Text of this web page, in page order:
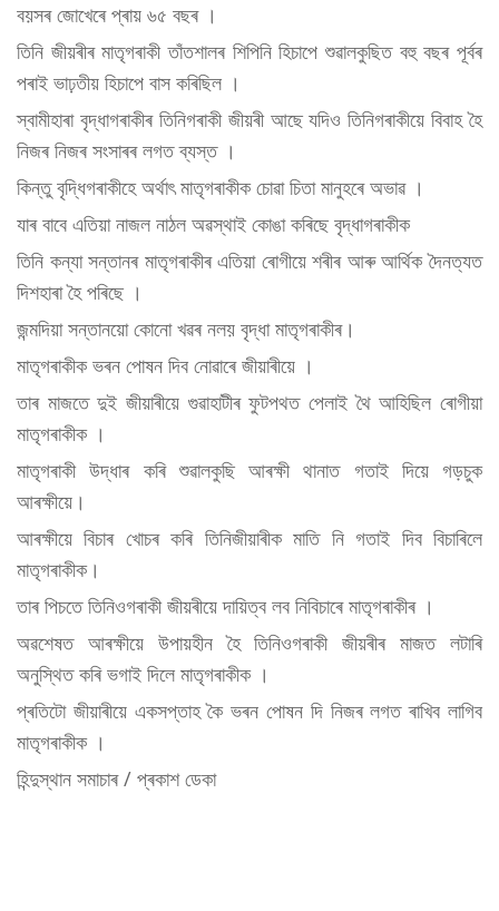
বয়সৰ জোখেৰে প্ৰায় ৬৫ বছৰ ।
তিনি জীয়ৰীৰ মাতৃগৰাকী তাঁতশালৰ শিপিনি হিচাপে শুৱালকুছিত বহু বছৰ পূৰ্বৰ
পৰাই ভাঢ়তীয় হিচাপে বাস কৰিছিল ।
স্বামীহাৰা বৃদ্ধাগৰাকীৰ তিনিগৰাকী জীয়ৰী আছে যদিও তিনিগৰাকীয়ে বিবাহ হৈ
নিজৰ নিজৰ সংসাৰৰ লগত ব্যস্ত ।
কিন্তু বৃদ্ধিগৰাকীহে অৰ্থাৎ মাতৃগৰাকীক চোৱা চিতা মানুহৰে অভাৱ ।
যাৰ বাবে এতিয়া নাজল নাঠল অৱস্থাই কোঙা কৰিছে বৃদ্ধাগৰাকীক
তিনি কন্যা সন্তানৰ মাতৃগৰাকীৰ এতিয়া ৰোগীয়ে শৰীৰ আৰু আৰ্থিক দৈনত্যত
দিশহাৰা হৈ পৰিছে ।
জন্মদিয়া সন্তানয়ো কোনো খৱৰ নলয় বৃদ্ধা মাতৃগৰাকীৰ।
মাতৃগৰাকীক ভৰন পোষন দিব নোৱাৰে জীয়াৰীয়ে ।
তাৰ মাজতে দুই জীয়াৰীয়ে গুৱাহাটীৰ ফুটপথত পেলাই থৈ আহিছিল ৰোগীয়া
মাতৃগৰাকীক ।
মাতৃগৰাকী উদ্ধাৰ কৰি শুৱালকুছি আৰক্ষী থানাত গতাই দিয়ে গড়চুক
আৰক্ষীয়ে।
আৰক্ষীয়ে বিচাৰ খোচৰ কৰি তিনিজীয়াৰীক মাতি নি গতাই দিব বিচাৰিলে
মাতৃগৰাকীক।
তাৰ পিচতে তিনিওগৰাকী জীয়ৰীয়ে দায়িত্ব লব নিবিচাৰে মাতৃগৰাকীৰ ।
অৱশেষত আৰক্ষীয়ে উপায়হীন হৈ তিনিওগৰাকী জীয়ৰীৰ মাজত লটাৰি
অনুস্থিত কৰি ভগাই দিলে মাতৃগৰাকীক ।
প্ৰতিটো জীয়াৰীয়ে একসপ্তাহ কৈ ভৰন পোষন দি নিজৰ লগত ৰাখিব লাগিব
মাতৃগৰাকীক ।
হিন্দুস্থান সমাচাৰ / প্ৰকাশ ডেকা